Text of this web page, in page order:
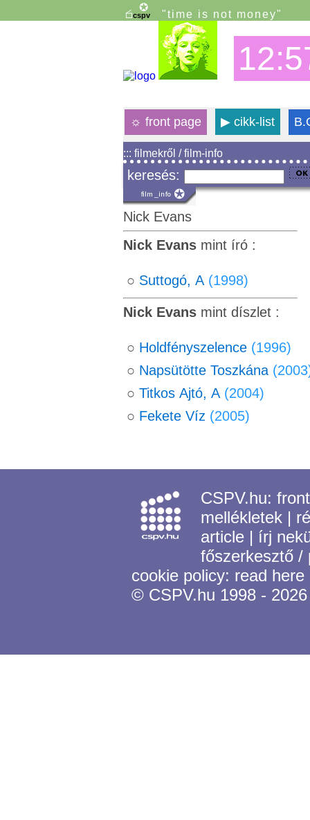
"time is not money"
☼ front page ▶cikk-list
::: filmekről / film-info
keresés:
Nick Evans
Nick Evansmint író :
○ Suttogó, A (1998)
Nick Evansmint díszlet :
○ Holdfényszelence (1996)
○ Napsütötte Toszkána
○ Titkos Ajtó, A (2004)
○ Fekete Víz (2005)
CSPV.hu:
mellékletek |
article | írj
főszerkesztő
cookie policy: read here
© CSPV.hu 1998 - 2026